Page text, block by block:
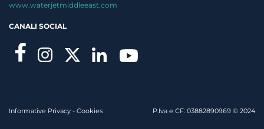
www.waterjetmiddleeast.com
CANALI SOCIAL
Informative Privacy - Cookies P.Iva e CF: 03882890969 © 2024